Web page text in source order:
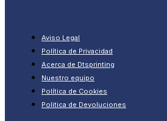
Aviso Legal
Política de Privacidad
Acerca de Dtsprinting
Nuestro equipo
Política de Cookies
Politica de Devoluciones